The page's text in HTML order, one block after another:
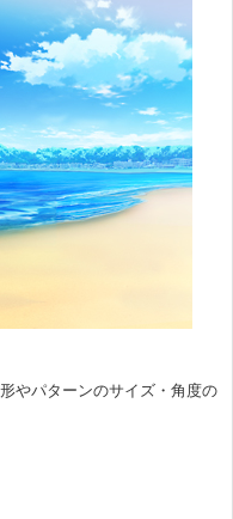
やパターンのサイズ・角度の